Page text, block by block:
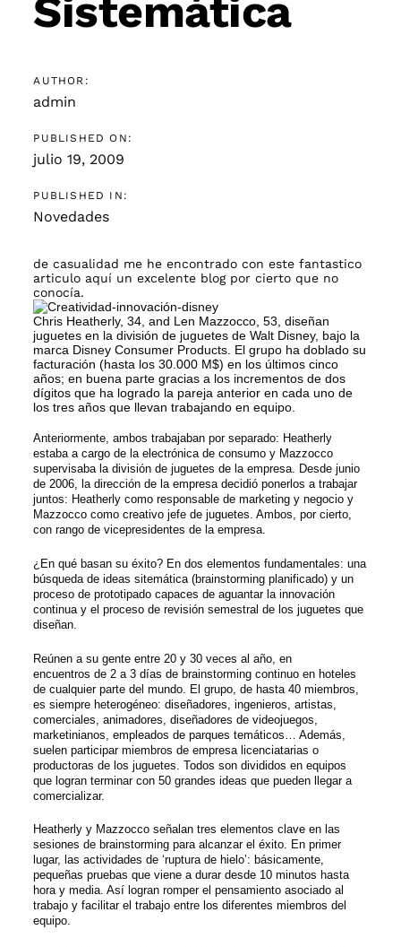
Sistemática
AUTHOR:
admin
PUBLISHED ON:
julio 19, 2009
PUBLISHED IN:
Novedades
de casualidad me he encontrado con este fantastico
articulo aquí un excelente blog por cierto que no
conocía.
Chris Heatherly, 34, and Len Mazzocco, 53, diseñan
juguetes en la división de juguetes de Walt Disney, bajo la
marca Disney Consumer Products. El grupo ha doblado su
facturación (hasta los 30.000 M$) en los últimos cinco
años; en buena parte gracias a los incrementos de dos
dígitos que ha logrado la pareja anterior en cada uno de
los tres años que llevan trabajando en equipo.
Anteriormente, ambos trabajaban por separado: Heatherly
estaba a cargo de la electrónica de consumo y Mazzocco
supervisaba la división de juguetes de la empresa. Desde junio
de 2006, la dirección de la empresa decidió ponerlos a trabajar
juntos: Heatherly como responsable de marketing y negocio y
Mazzocco como creativo jefe de juguetes. Ambos, por cierto,
con rango de vicepresidentes de la empresa.
¿En qué basan su éxito? En dos elementos fundamentales: una
búsqueda de ideas sitemática (brainstorming planificado) y un
proceso de prototipado capaces de aguantar la innovación
continua y el proceso de revisión semestral de los juguetes que
diseñan.
Reúnen a su gente entre 20 y 30 veces al año, en
encuentros de 2 a 3 días de brainstorming continuo en hoteles
de cualquier parte del mundo. El grupo, de hasta 40 miembros,
es siempre heterogéneo: diseñadores, ingenieros, artistas,
comerciales, animadores, diseñadores de videojuegos,
marketinianos, empleados de parques temáticos… Además,
suelen participar miembros de empresa licenciatarias o
productoras de los juguetes. Todos son divididos en equipos
que logran terminar con 50 grandes ideas que pueden llegar a
comercializar.
Heatherly y Mazzocco señalan tres elementos clave en las
sesiones de brainstorming para alcanzar el éxito. En primer
lugar, las actividades de ‘ruptura de hielo’: básicamente,
pequeñas pruebas que viene a durar desde 10 minutos hasta
hora y media. Así logran romper el pensamiento asociado al
trabajo y facilitar el trabajo entre los diferentes miembros del
equipo.